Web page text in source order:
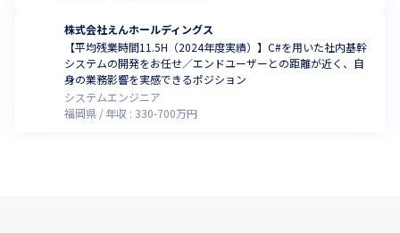
株式会社えんホールディングス
【平均残業時間11.5H（2024年度実績）】C#を用いた社内基幹
システムの開発をお任せ／エンドユーザーとの距離が近く、自
身の業務影響を実感できるポジション
システムエンジニア
福岡県
年収 : 330-700万円